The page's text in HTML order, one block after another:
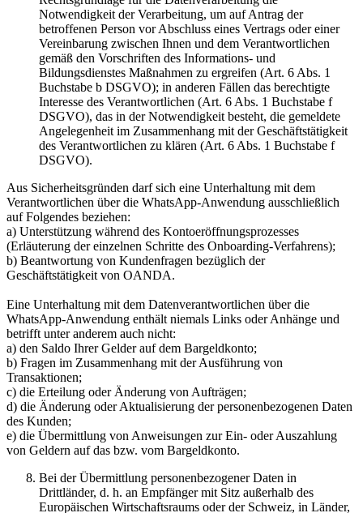
Notwendigkeit der Verarbeitung, um auf Antrag der
betroffenen Person vor Abschluss eines Vertrags oder einer
Vereinbarung zwischen Ihnen und dem Verantwortlichen
gemäß den Vorschriften des Informations- und
Bildungsdienstes Maßnahmen zu ergreifen (Art. 6 Abs. 1
Buchstabe b DSGVO); in anderen Fällen das berechtigte
Interesse des Verantwortlichen (Art. 6 Abs. 1 Buchstabe f
DSGVO), das in der Notwendigkeit besteht, die gemeldete
Angelegenheit im Zusammenhang mit der Geschäftstätigkeit
des Verantwortlichen zu klären (Art. 6 Abs. 1 Buchstabe f
DSGVO).
Aus Sicherheitsgründen darf sich eine Unterhaltung mit dem
Verantwortlichen über die WhatsApp-Anwendung ausschließlich
auf Folgendes beziehen:
a) Unterstützung während des Kontoeröffnungsprozesses
(Erläuterung der einzelnen Schritte des Onboarding-Verfahrens);
b) Beantwortung von Kundenfragen bezüglich der
Geschäftstätigkeit von OANDA.
Eine Unterhaltung mit dem Datenverantwortlichen über die
WhatsApp-Anwendung enthält niemals Links oder Anhänge und
betrifft unter anderem auch nicht:
a) den Saldo Ihrer Gelder auf dem Bargeldkonto;
b) Fragen im Zusammenhang mit der Ausführung von
Transaktionen;
c) die Erteilung oder Änderung von Aufträgen;
d) die Änderung oder Aktualisierung der personenbezogenen Daten
des Kunden;
e) die Übermittlung von Anweisungen zur Ein- oder Auszahlung
von Geldern auf das bzw. vom Bargeldkonto.
Bei der Übermittlung personenbezogener Daten in
Drittländer, d. h. an Empfänger mit Sitz außerhalb des
Europäischen Wirtschaftsraums oder der Schweiz, in Länder,